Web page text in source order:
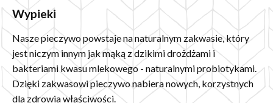
Wypieki
Nasze pieczywo powstaje na naturalnym zakwasie, który
jest niczym innym jak mąką z dzikimi drożdżami i
bakteriami kwasu mlekowego - naturalnymi probiotykami.
Dzięki zakwasowi pieczywo nabiera nowych, korzystnych
dla zdrowia właściwości.